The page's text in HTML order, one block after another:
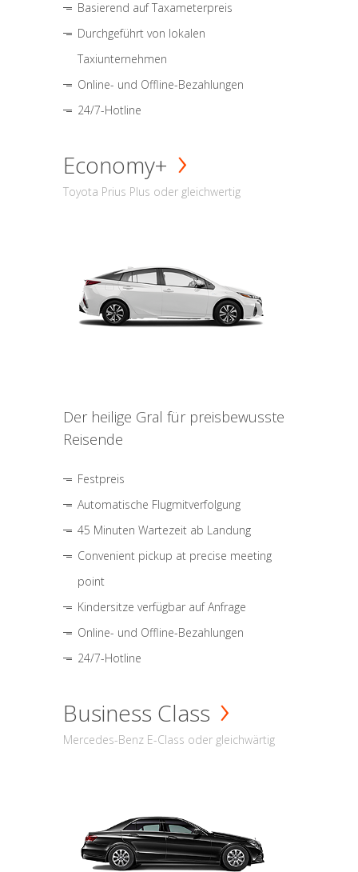
Basierend auf Taxameterpreis
Durchgeführt von lokalen
Taxiunternehmen
Online- und Offline-Bezahlungen
24/7-Hotline
Economy+
Toyota Prius Plus oder gleichwertig
Der heilige Gral für preisbewusste
Reisende
Festpreis
Automatische Flugmitverfolgung
45 Minuten Wartezeit ab Landung
Convenient pickup at precise meeting
point
Kindersitze verfügbar auf Anfrage
Online- und Offline-Bezahlungen
24/7-Hotline
Business Class
Mercedes-Benz E-Class oder gleichwärtig